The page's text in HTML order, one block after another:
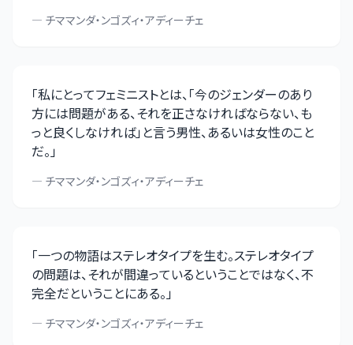
— チママンダ・ンゴズィ・アディーチェ
「私にとってフェミニストとは、「今のジェンダーのあり
方には問題がある、それを正さなければならない、も
っと良くしなければ」と言う男性、あるいは女性のこと
だ。」
— チママンダ・ンゴズィ・アディーチェ
「一つの物語はステレオタイプを生む。ステレオタイプ
の問題は、それが間違っているということではなく、不
完全だということにある。」
— チママンダ・ンゴズィ・アディーチェ